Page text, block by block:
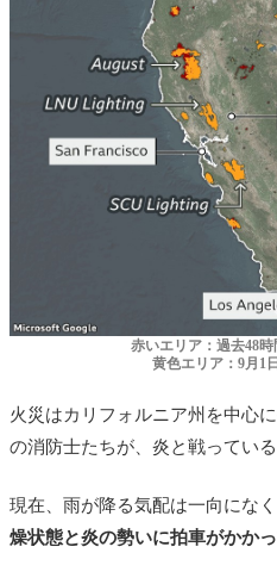
赤いエリア ：過去48
黄色エリア ：9月1
火災はカリフォルニア州を中心
の消防士たちが、炎と戦っている
現在、雨が降る気配は一向になく
燥状態と炎の勢いに拍車がかか